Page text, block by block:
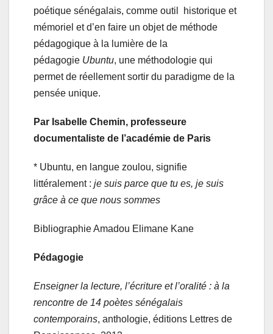
poétique sénégalais, comme outil historique et
mémoriel et d’en faire un objet de méthode
pédagogique à la lumière de la
pédagogie Ubuntu, une méthodologie qui
permet de réellement sortir du paradigme de la
pensée unique.
Par Isabelle Chemin, professeure
documentaliste de l’académie de Paris
* Ubuntu, en langue zoulou, signifie
littéralement : je suis parce que tu es, je suis
grâce à ce que nous sommes
Bibliographie Amadou Elimane Kane
Pédagogie
Enseigner la lecture, l’écriture et l’oralité : à la
rencontre de 14 poètes sénégalais
contemporains, anthologie, éditions Lettres de